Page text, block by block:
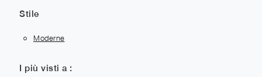
Stile
Moderne
I più visti a :